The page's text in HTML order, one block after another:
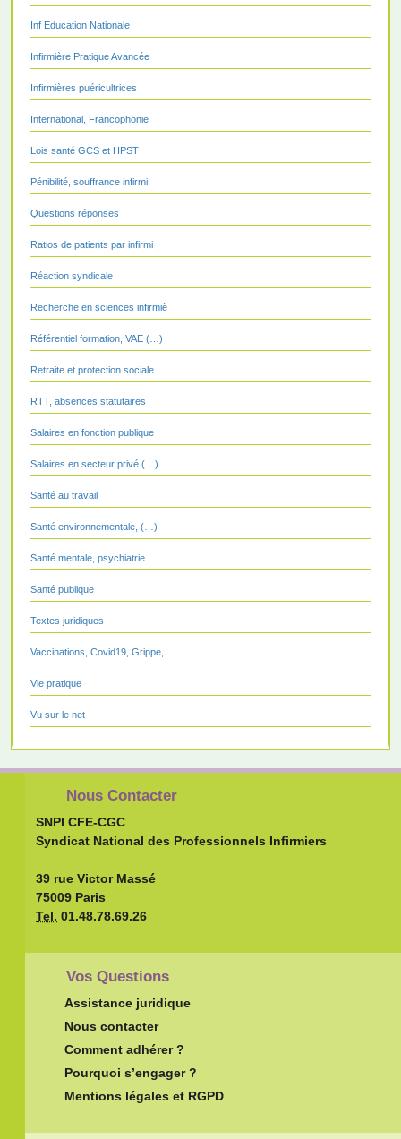
Inf Education Nationale
Infirmière Pratique Avancée
Infirmières puéricultrices
International, Francophonie
Lois santé GCS et HPST
Pénibilité, souffrance infirmi
Questions réponses
Ratios de patients par infirmi
Réaction syndicale
Recherche en sciences infirmiè
Référentiel formation, VAE (…)
Retraite et protection sociale
RTT, absences statutaires
Salaires en fonction publique
Salaires en secteur privé (…)
Santé au travail
Santé environnementale, (…)
Santé mentale, psychiatrie
Santé publique
Textes juridiques
Vaccinations, Covid19, Grippe,
Vie pratique
Vu sur le net
Nous Contacter
SNPI CFE-CGC
Syndicat National des Professionnels Infirmiers
39 rue Victor Massé
75009 Paris
Tel. 01.48.78.69.26
Vos Questions
Assistance juridique
Nous contacter
Comment adhérer ?
Pourquoi s’engager ?
Mentions légales et RGPD